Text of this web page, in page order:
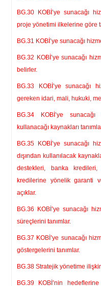
BG.30 KOBİ’ye sunacağı
proje yönetimi ilkelerine göre
BG.31 KOBİ’ye sunacağı
BG.32 KOBİ’ye sunacağı
belirler.
BG.33 KOBİ’ye sunacağı
gereken idari, mali, hukuki,
BG.34 KOBİ’ye
kullanacağı kaynakları
BG.35 KOBİ’ye sunacağı
dışından kullanılacak
destekleri, banka
kredilerine yönelik garanti
açıklar.
BG.36 KOBİ’ye sunacağı
süreçlerini tanımlar.
BG.37 KOBİ’ye sunacağı
göstergelerini tanımlar.
BG.38 Stratejik yönetime
BG.39 KOBİ’nin